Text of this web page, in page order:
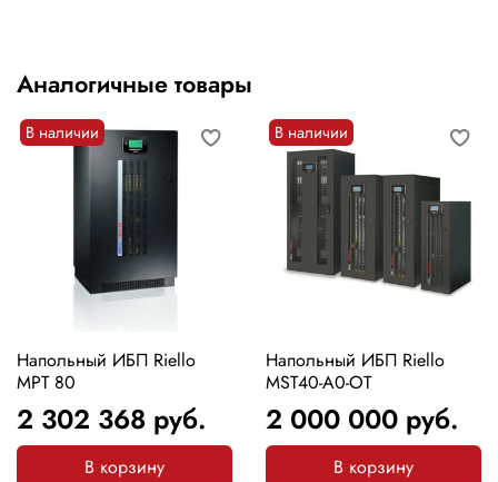
Аналогичные товары
В наличии
Напольный ИБП Riello
MPT 80
2 302 368 руб.
В корзину
В наличии
Напольный ИБП Riello
MST40-A0-OT
2 000 000 руб.
В корзину